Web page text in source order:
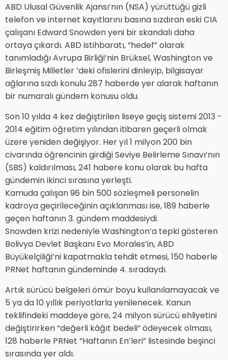
ABD Ulusal Güvenlik Ajansı’nın (NSA) yürüttüğü gizli
telefon ve internet kayıtlarını basına sızdıran eski CIA
çalışanı Edward Snowden yeni bir skandalı daha
ortaya çıkardı. ABD istihbaratı, “hedef” olarak
tanımladığı Avrupa Birliği’nin Brüksel, Washington ve
Birleşmiş Milletler ’deki ofislerini dinleyip, bilgisayar
ağlarına sızdı konulu 287 haberde yer alarak haftanın
bir numaralı gündem konusu oldu.
Son 10 yılda 4 kez değiştirilen liseye geçiş sistemi 2013 -
2014 eğitim öğretim yılından itibaren geçerli olmak
üzere yeniden değişiyor. Her yıl 1 milyon 200 bin
civarında öğrencinin girdiği Seviye Belirleme Sınavı’nın
(SBS) kaldırılması, 241 habere konu olarak bu hafta
gündemin ikinci sırasına yerleşti.
Kamuda çalışan 96 bin 500 sözleşmeli personelin
kadroya geçirileceğinin açıklanması ise, 189 haberle
geçen haftanın 3. gündem maddesiydi.
Snowden krizi nedeniyle Washington’a tepki gösteren
Bolivya Devlet Başkanı Evo Morales’in, ABD
Büyükelçiliği’ni kapatmakla tehdit etmesi, 150 haberle
PRNet haftanın gündeminde 4. sıradaydı.
Artık sürücü belgeleri ömür boyu kullanılamayacak ve
5 ya da 10 yıllık periyotlarla yenilenecek. Kanun
teklifindeki maddeye göre, 24 milyon sürücü ehliyetini
değiştirirken “değerli kâğıt bedeli” ödeyecek olması,
128 haberle PRNet “Haftanın En’leri” listesinde beşinci
sırasında yer aldı.